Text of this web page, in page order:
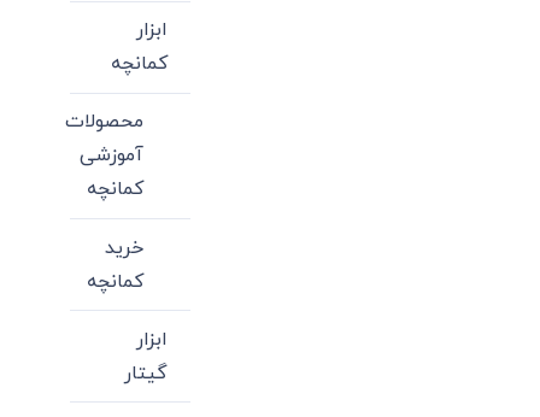
ابزار
کمانچه
محصولات
آموزشی
کمانچه
خرید
کمانچه
ابزار
گیتار